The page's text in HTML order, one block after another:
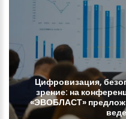
Цифровизация,
зрение: на
«ЭВОБЛАСТ»